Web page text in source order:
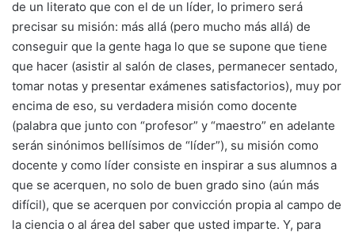
de un literato que con el de un líder, lo primero será
precisar su misión: más allá (pero mucho más allá) de
conseguir que la gente haga lo que se supone que tiene
que hacer (asistir al salón de clases, permanecer sentado,
tomar notas y presentar exámenes satisfactorios), muy por
encima de eso, su verdadera misión como docente
(palabra que junto con “profesor” y “maestro” en adelante
serán sinónimos bellísimos de “líder”), su misión como
docente y como líder consiste en inspirar a sus alumnos a
que se acerquen, no solo de buen grado sino (aún más
difícil), que se acerquen por convicción propia al campo de
la ciencia o al área del saber que usted imparte. Y, para